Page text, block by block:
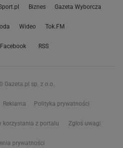
Biznes Gazeta Wyborcza
Wideo Tok.FM
Facebook RSS
Gazeta.pl sp. z o.o.
Reklama Polityka prywatności
korzystania z portalu Zgłoś uwagi
prywatności